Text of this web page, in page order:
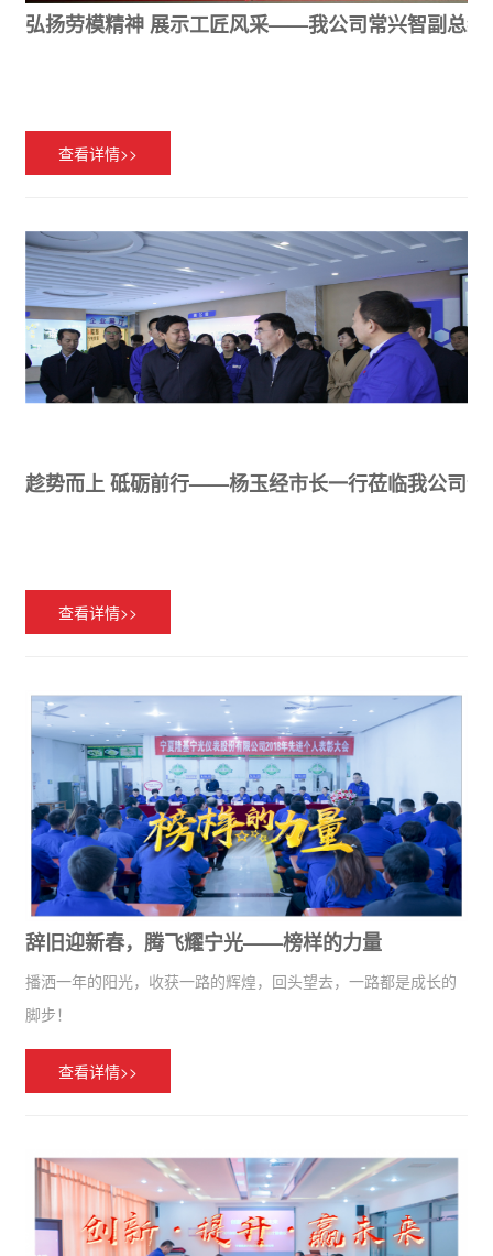
弘扬劳模精神 展示工匠风采——我公司常兴智副总经
查看详情>>
趁势而上 砥砺前行——杨玉经市长一行莅临我公司调
查看详情>>
辞旧迎新春，腾飞耀宁光——榜样的力量
播洒一年的阳光，收获一路的辉煌，回头望去，一路都是成长的
脚步！
查看详情>>